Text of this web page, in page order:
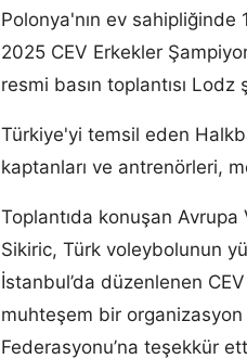
Polonya'nın ev
2025 CEV Erkekler
resmi basın toplantısı Lodz
Türkiye'yi temsil eden
kaptanları ve antrenörleri,
Toplantıda konuşan Avrupa
Sikiric, Türk voleybolunun
İstanbul’da düzenlenen
muhteşem bir
Federasyonu’na teşekkür